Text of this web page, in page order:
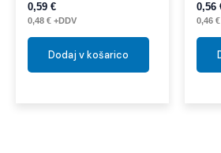
0,59 €
0,48 € +DDV
Dodaj v košarico
0,56
0,46 €